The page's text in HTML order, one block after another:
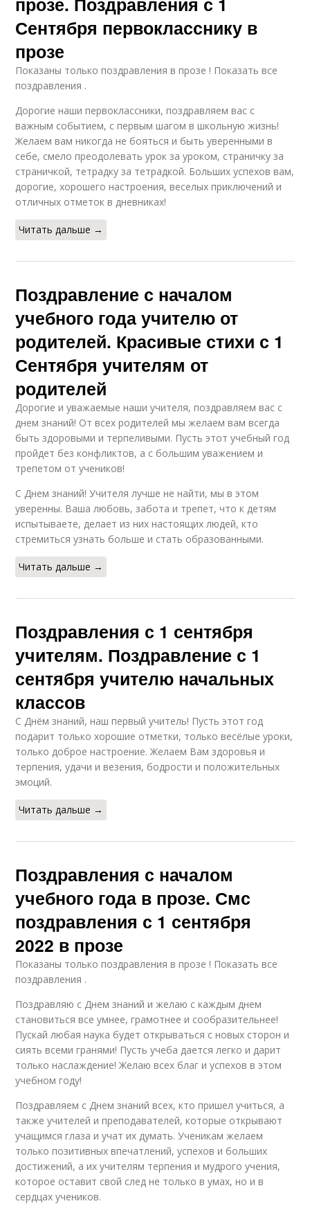
Сентября первокласснику в
прозе
Показаны только поздравления в прозе ! Показать все
поздравления .
Дорогие наши первоклассники, поздравляем вас с
важным событием, с первым шагом в школьную жизнь!
Желаем вам никогда не бояться и быть уверенными в
себе, смело преодолевать урок за уроком, страничку за
страничкой, тетрадку за тетрадкой. Больших успехов вам,
дорогие, хорошего настроения, веселых приключений и
отличных отметок в дневниках!
Читать дальше →
Поздравление с началом
учебного года учителю от
родителей. Красивые стихи с 1
Сентября учителям от
родителей
Дорогие и уважаемые наши учителя, поздравляем вас с
днем знаний! От всех родителей мы желаем вам всегда
быть здоровыми и терпеливыми. Пусть этот учебный год
пройдет без конфликтов, а с большим уважением и
трепетом от учеников!
С Днем знаний! Учителя лучше не найти, мы в этом
уверенны. Ваша любовь, забота и трепет, что к детям
испытываете, делает из них настоящих людей, кто
стремиться узнать больше и стать образованными.
Читать дальше →
Поздравления с 1 сентября
учителям. Поздравление с 1
сентября учителю начальных
классов
С Днём знаний, наш первый учитель! Пусть этот год
подарит только хорошие отметки, только весёлые уроки,
только доброе настроение. Желаем Вам здоровья и
терпения, удачи и везения, бодрости и положительных
эмоций.
Читать дальше →
Поздравления с началом
учебного года в прозе. Смс
поздравления с 1 сентября
2022 в прозе
Показаны только поздравления в прозе ! Показать все
поздравления .
Поздравляю с Днем знаний и желаю с каждым днем
становиться все умнее, грамотнее и сообразительнее!
Пускай любая наука будет открываться с новых сторон и
сиять всеми гранями! Пусть учеба дается легко и дарит
только наслаждение! Желаю всех благ и успехов в этом
учебном году!
Поздравляем с Днем знаний всех, кто пришел учиться, а
также учителей и преподавателей, которые открывают
учащимся глаза и учат их думать. Ученикам желаем
только позитивных впечатлений, успехов и больших
достижений, а их учителям терпения и мудрого учения,
которое оставит свой след не только в умах, но и в
сердцах учеников.